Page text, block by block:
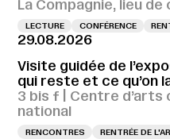
La Compagnie, lieu
LECTURE CONFÉRENCE
29.08.2026
Visite guidée de
qui reste et ce qu’on
3 bis f | Centre
national
RENCONTRES RENTRÉE DE